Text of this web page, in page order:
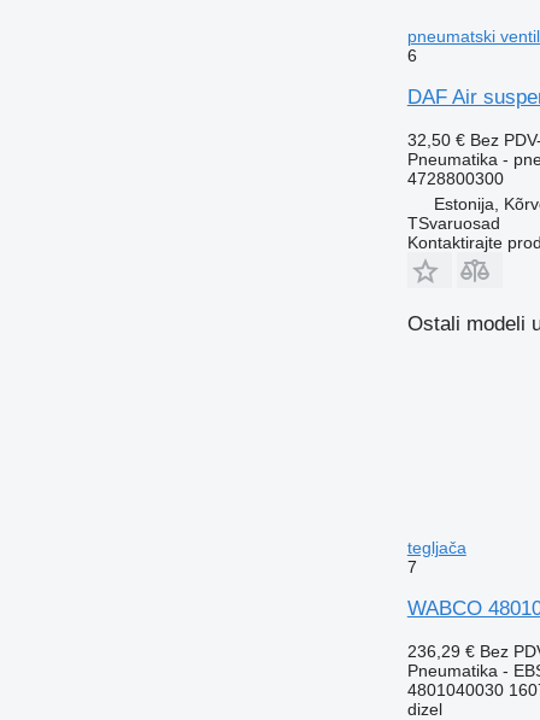
pneumatski
6
DAF Air
32,50 € Bez
Pneumatika -
4728800300
Estonija,
TSvaruosad
Kontaktirajte
Ostali modeli
tegljača
7
WABCO
236,29 € Bez
Pneumatika -
4801040030
dizel